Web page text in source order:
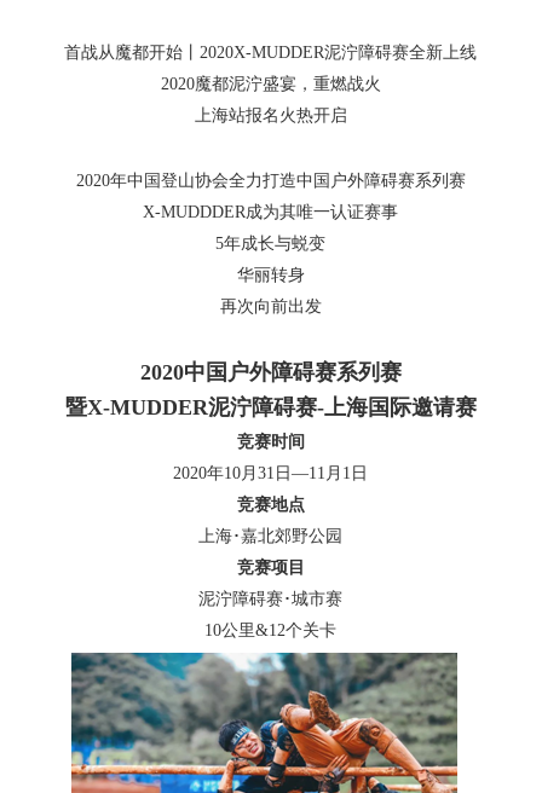
首战从魔都开始丨2020X-MUDDER泥泞障碍赛全新上线
2020魔都泥泞盛宴，重燃战火
上海站报名火热开启
2020年中国登山协会全力打造中国户外障碍赛系列赛
X-MUDDDER成为其唯一认证赛事
5年成长与蜕变
华丽转身
再次向前出发
2020中国户外障碍赛系列赛
暨X-MUDDER泥泞障碍赛-上海国际邀请赛
竞赛时间
2020年10月31日—11月1日
竞赛地点
上海･嘉北郊野公园
竞赛项目
泥泞障碍赛･城市赛
10公里&12个关卡